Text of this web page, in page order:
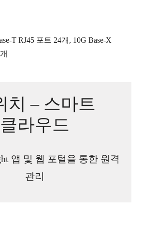
T RJ45 포트 24개 , 10G Base-X
치 – 스마트
클라우드
앱 및 웹 포털을 통한 원격
관리